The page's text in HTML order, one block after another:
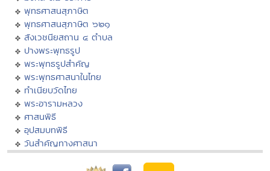
พุทธศาสนสุภาษิต
พุทธศาสนสุภาษิต ๖๒๑
สังเวชนียสถาน ๔ ตำบล
ปางพระพุทธรูป
พระพุทธรูปสำคัญ
พระพุทธศาสนาในไทย
ทำเนียบวัดไทย
พระอารามหลวง
ศาสนพิธี
อุปสมบทพิธี
วันสำคัญทางศาสนา